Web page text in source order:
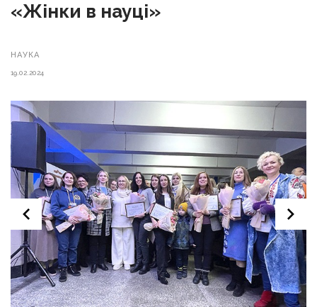
«Жінки в науці»
НАУКА
19.02.2024